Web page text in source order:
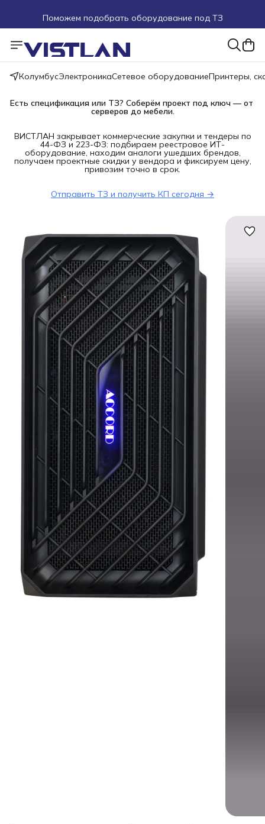
Поможем подобрать оборудование под ТЗ
Пуско-наладочные работы
Пришлите запрос на e-mail или в чат
Более 100 000 позиций в наличии и под заказ
КолумбусЭлектроникаСетевое оборудованиеПринтеры,
Есть спецификация или ТЗ? Соберём проект под ключ — от
серверов до мебели.
ВИСТЛАН закрывает коммерческие закупки и тендеры по
44-ФЗ и 223-ФЗ: подбираем реестровое ИТ-
оборудование, находим аналоги ушедших брендов,
получаем проектные скидки у вендора и фиксируем цену,
привозим точно в срок.
Отправить ТЗ и получить КП сегодня →